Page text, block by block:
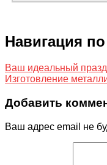
Навигация
Ваш идеальный
Изготовление
Добавить
Ваш адрес email не